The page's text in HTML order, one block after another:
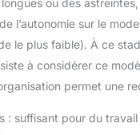
ou des astreintes,
l’autonomie sur le
le plus faible). À ce
à considérer ce
permet une
: suffisant pour du